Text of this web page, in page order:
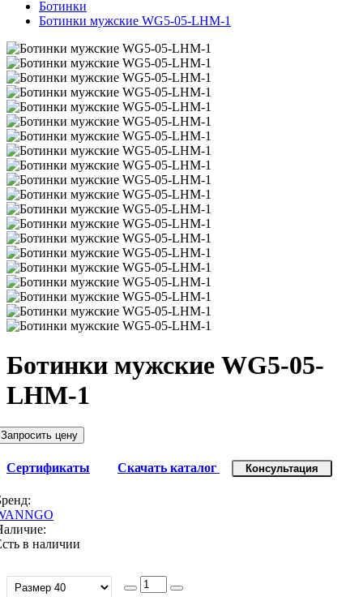
Ботинки
Ботинки мужские WG5-05-LHM-1
Ботинки мужские WG5-05-
LHM-1
Запросить цену
Сертификаты Скачать каталог Консультация
в наличии